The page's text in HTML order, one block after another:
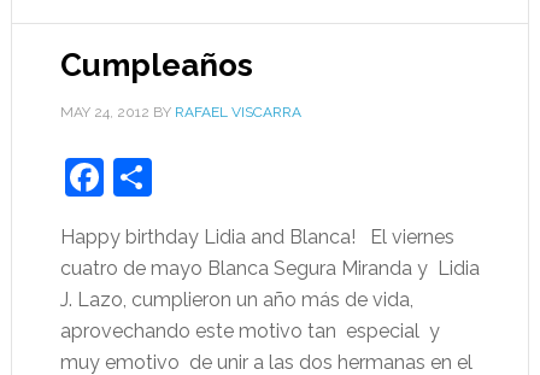
Cumpleaños
MAY 24, 2012 BY RAFAEL VISCARRA
Facebook
Share
Happy birthday Lidia and Blanca! El viernes
cuatro de mayo Blanca Segura Miranda y Lidia
J. Lazo, cumplieron un año más de vida,
aprovechando este motivo tan especial y
muy emotivo de unir a las dos hermanas en el